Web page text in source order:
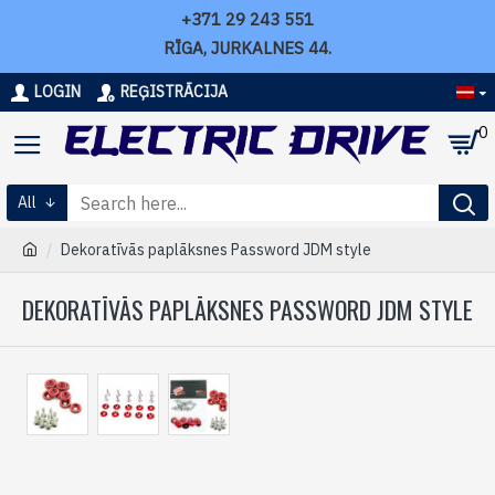
+371 29 243 551
RĪGA, JURKALNES 44.
LOGIN REĢISTRĀCIJA
0
All
Dekoratīvās paplāksnes Password JDM style
DEKORATĪVĀS PAPLĀKSNES PASSWORD JDM STYLE